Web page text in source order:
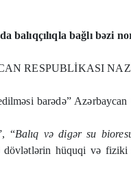
balıqçılıqla bağlı bəzi
RESPUBLİKASI
barədə”
“Balıq və digər su
hüquqi və fiziki